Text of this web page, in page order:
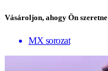
Vásároljon, ahogy Ön szeretne
MX sorozat